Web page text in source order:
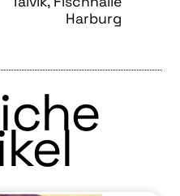
Harburg